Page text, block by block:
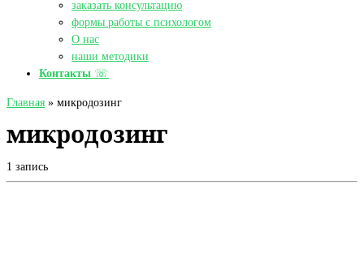
заказать консультацию
формы работы с психологом
О нас
наши методики
Контакты ☏
Главная » микродозинг
микродозинг
1 запись